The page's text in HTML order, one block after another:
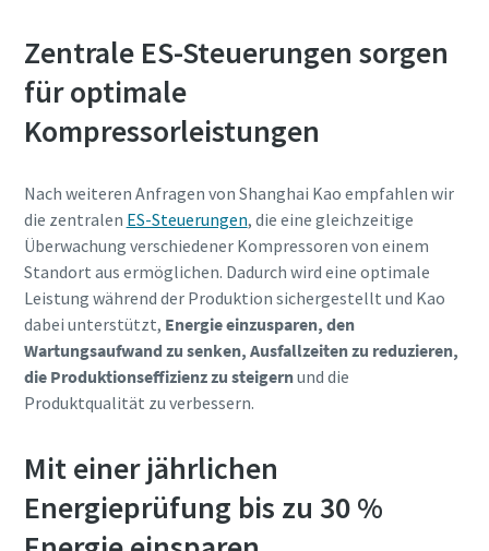
Zentrale ES-Steuerungen sorgen
für optimale
Kompressorleistungen
Nach weiteren Anfragen von Shanghai Kao empfahlen wir
die zentralen ES-Steuerungen, die eine gleichzeitige
Überwachung verschiedener Kompressoren von einem
Standort aus ermöglichen. Dadurch wird eine optimale
Leistung während der Produktion sichergestellt und Kao
dabei unterstützt, Energie einzusparen, den
Wartungsaufwand zu senken, Ausfallzeiten zu reduzieren,
die Produktionseffizienz zu steigernund die
Produktqualität zu verbessern.
Mit einer jährlichen
Energieprüfung bis zu 30 %